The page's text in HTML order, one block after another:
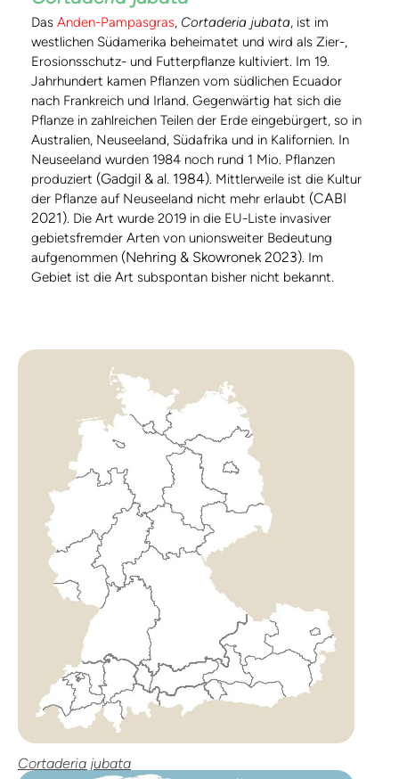
Das Anden-Pampasgras, Cortaderia jubata, ist im
westlichen Südamerika beheimatet und wird als Zier-,
Erosionsschutz- und Futterpflanze kultiviert. Im 19.
Jahrhundert kamen Pflanzen vom südlichen Ecuador
nach Frankreich und Irland. Gegenwärtig hat sich die
Pflanze in zahlreichen Teilen der Erde eingebürgert, so in
Australien, Neuseeland, Südafrika und in Kalifornien. In
Neuseeland wurden 1984 noch rund 1 Mio. Pflanzen
produziert (Gadgil & al. 1984). Mittlerweile ist die Kultur
der Pflanze auf Neuseeland nicht mehr erlaubt (CABI
2021). Die Art wurde 2019 in die EU-Liste invasiver
gebietsfremder Arten von unionsweiter Bedeutung
aufgenommen (Nehring & Skowronek 2023). Im
Gebiet ist die Art subspontan bisher nicht bekannt.
Cortaderia jubata